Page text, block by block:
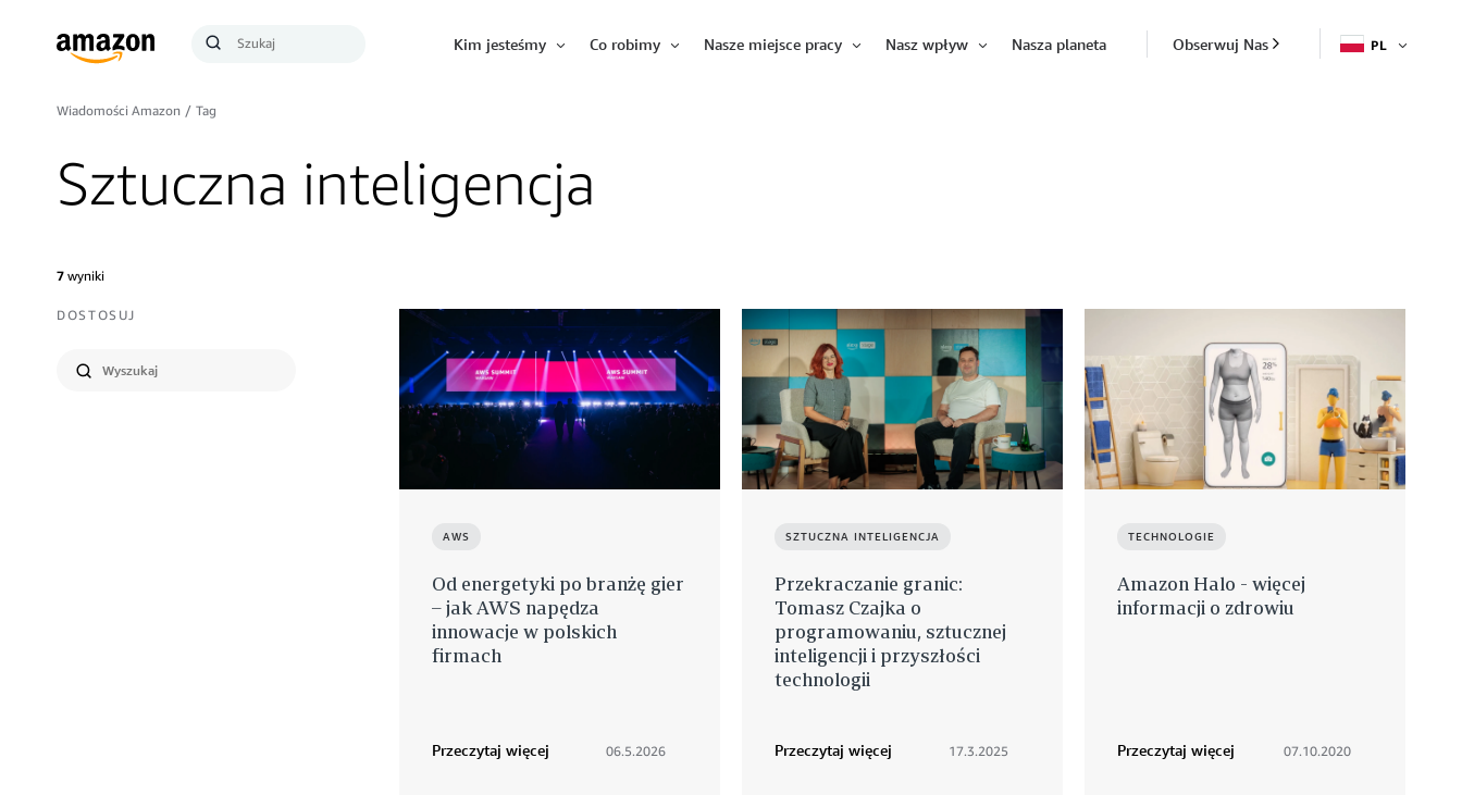
Szukaj
Kim jesteśmy
Co robimy
Nasze miejsce pracy
Nasz wpływ
Nasza planeta Obserwuj Nas PL
Wiadomości Amazon / Tag
Sztuczna inteligencja
7 wyniki
DOSTOSUJ
Wyślij
AWS
Od energetyki po branżę gier
– jak AWS napędza
innowacje w polskich
firmach
Przeczytaj więcej 06.5.2026
SZTUCZNA INTELIGENCJA
Przekraczanie granic:
Tomasz Czajka o
programowaniu, sztucznej
inteligencji i przyszłości
technologii
Przeczytaj więcej 17.3.2025
TECHNOLOGIE
Amazon Halo - więcej
informacji o zdrowiu
Przeczytaj więcej 07.10.2020